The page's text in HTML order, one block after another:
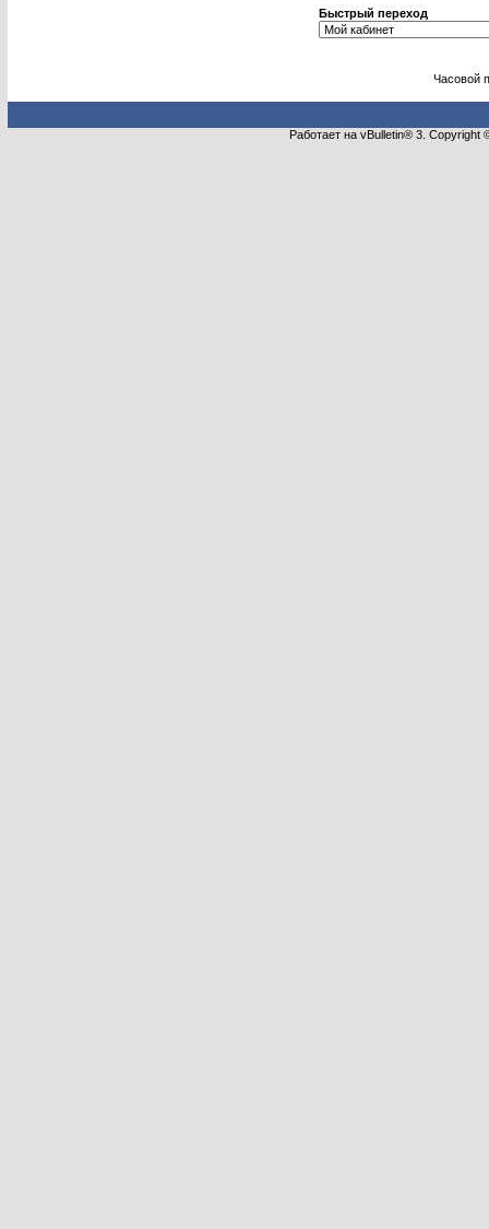
Быстрый переход
Часовой
Работает на vBulletin® 3.